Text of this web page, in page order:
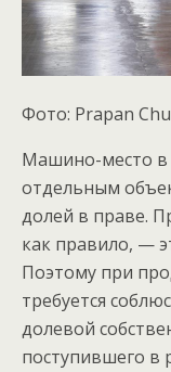
Фото: Prapan
Машино-место в
отдельным
долей в праве.
как правило, —
Поэтому при
требуется
долевой
поступившего в